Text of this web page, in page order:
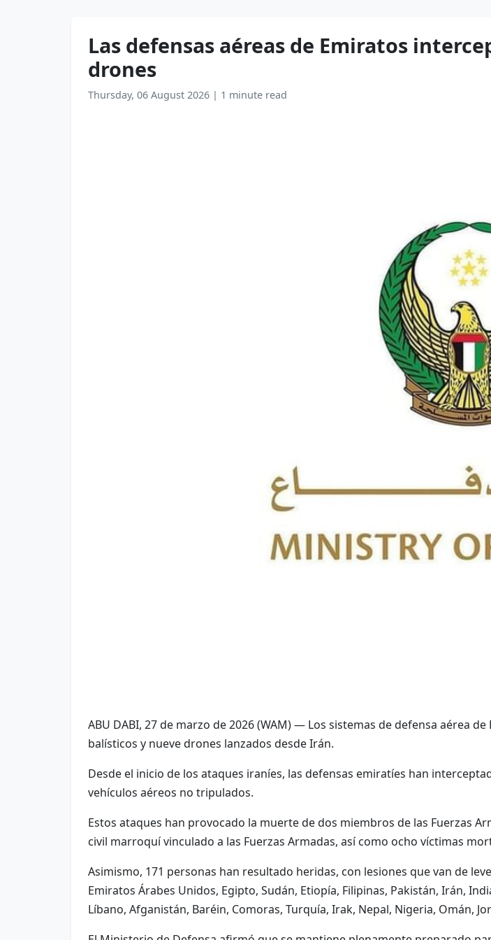
Las defensas aéreas de Emiratos
drones
Thursday, 06 August 2026 | 1 minute read
ABU DABI, 27 de marzo de 2026 (WAM) — Los sistemas de defensa aérea
balísticos y nueve drones lanzados desde Irán.
Desde el inicio de los ataques iraníes, las defensas emiratíes han
vehículos aéreos no tripulados.
Estos ataques han provocado la muerte de dos miembros de las Fuerzas
civil marroquí vinculado a las Fuerzas Armadas, así como ocho víctimas
Asimismo, 171 personas han resultado heridas, con lesiones que van de
Emiratos Árabes Unidos, Egipto, Sudán, Etiopía, Filipinas, Pakistán, Irán,
Líbano, Afganistán, Baréin, Comoras, Turquía, Irak, Nepal, Nigeria, Omán,